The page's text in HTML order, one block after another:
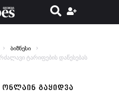
ბიზნესი
ტარიფების დაწესებას